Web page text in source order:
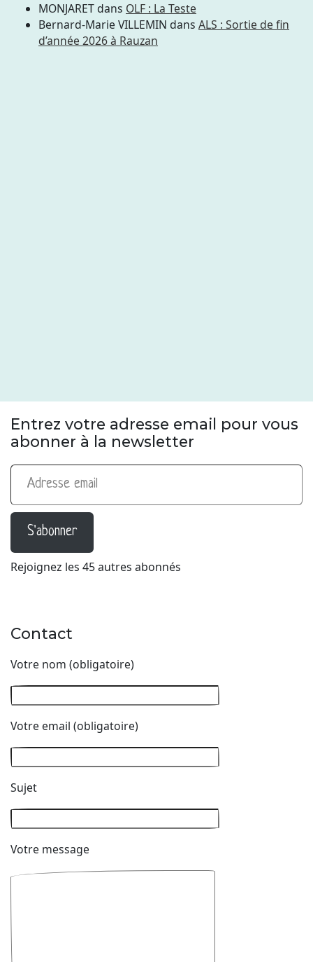
MONJARETdans OLF : La Teste
Bernard-Marie VILLEMIN dans ALS : Sortie de fin
d’année 2026 à Rauzan
Entrez votre adresse email pour vous
abonner à la newsletter
Adresse email
S'abonner
Rejoignez les 45 autres abonnés
Contact
Votre nom (obligatoire)
Votre email (obligatoire)
Sujet
Votre message